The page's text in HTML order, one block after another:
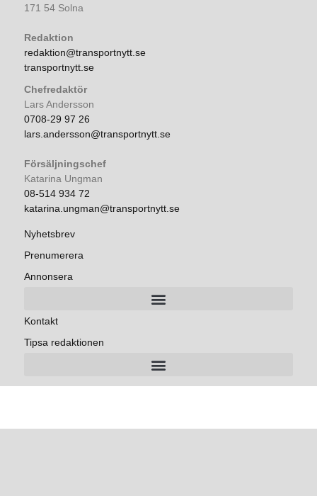
171 54 Solna
Redaktion
redaktion@transportnytt.se
transportnytt.se
Chefredaktör
Lars Andersson
0708-29 97 26
lars.andersson@transportnytt.se
Försäljningschef
Katarina Ungman
08-514 934 72
katarina.ungman@transportnytt.se
Nyhetsbrev
Prenumerera
Annonsera
Kontakt
Tipsa redaktionen